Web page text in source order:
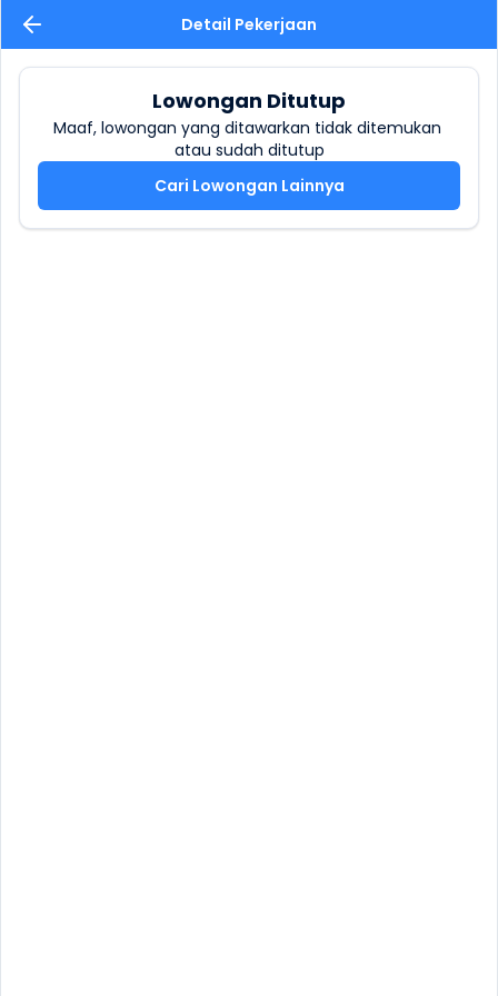
Detail Pekerjaan
Lowongan Ditutup
Maaf, lowongan yang ditawarkan tidak ditemukan
atau sudah ditutup
Cari Lowongan Lainnya